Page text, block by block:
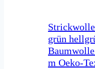
grün
m Oeko-